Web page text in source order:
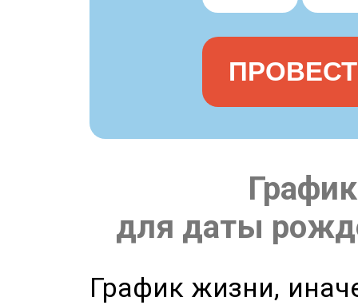
для даты
График жизни,